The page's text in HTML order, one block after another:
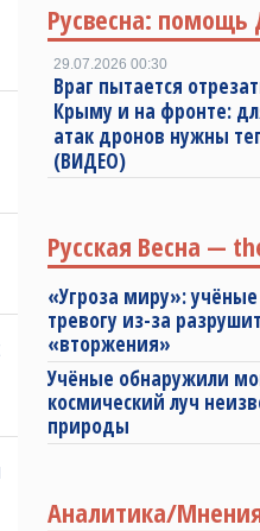
Русвесна: помощь
29.07.2026 00:30
Враг пытается
Крыму и на фронте:
атак дронов нужны
(ВИДЕО)
Русская Весна —
«Угроза миру»:
тревогу из-за
«вторжения»
Учёные обнаружили
космический луч
природы
Аналитика/